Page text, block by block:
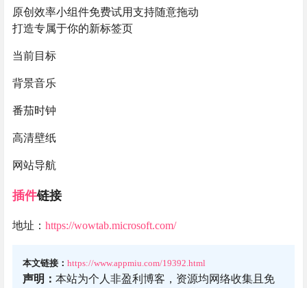
原创效率小组件免费试用支持随意拖动
打造专属于你的新标签页
当前目标
背景音乐
番茄时钟
高清壁纸
网站导航
插件链接
地址： https://wowtab.microsoft.com/
本文链接： https://www.appmiu.com/19392.html
声明： 本站为个人非盈利博客，资源均网络收集且免